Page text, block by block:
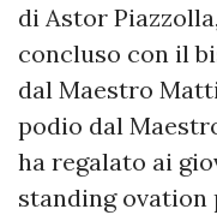
di Astor
concluso con il
dal Maestro
podio dal
ha regalato ai
standing ovation